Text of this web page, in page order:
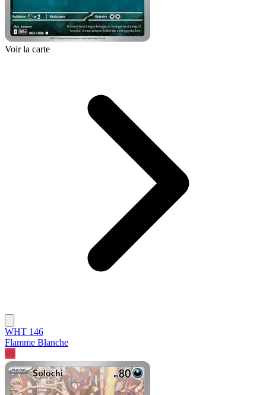
Voir la carte
WHT 146
Flamme Blanche